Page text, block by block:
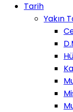
Tarih
Yakın